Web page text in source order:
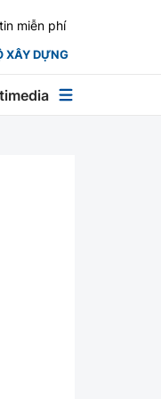
miễn phí
XÂY DỰNG